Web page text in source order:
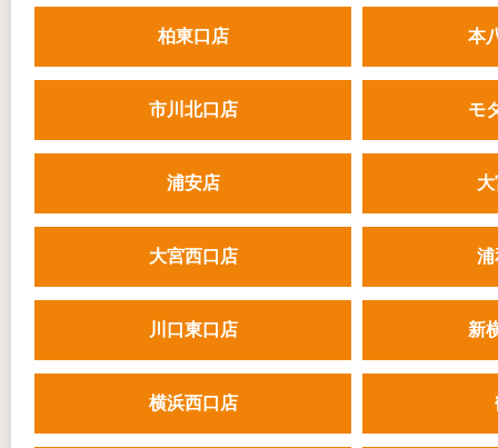
柏東口店 本
市川北口店 モ
浦安店
大宮西口店 浦
川口東口店 新
横浜西口店